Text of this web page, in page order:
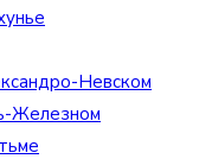
Невском
Железном